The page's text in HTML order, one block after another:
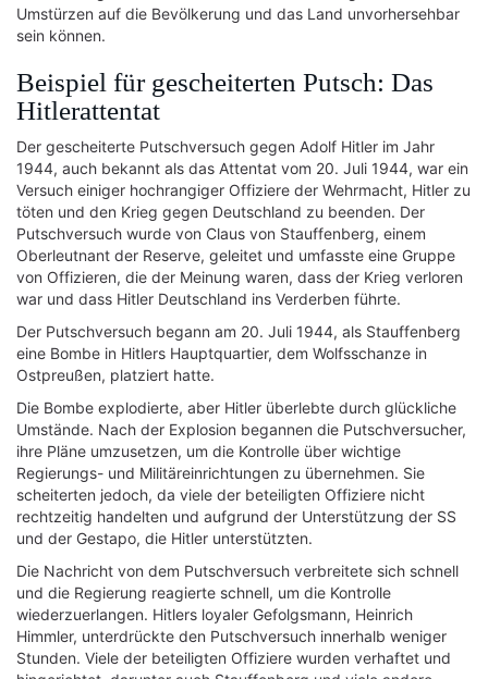
Umstürzen auf die Bevölkerung und das Land unvorhersehbar
sein können.
Beispiel für gescheiterten Putsch: Das
Hitlerattentat
Der gescheiterte Putschversuch gegen Adolf Hitler im Jahr
1944, auch bekannt als das Attentat vom 20. Juli 1944, war ein
Versuch einiger hochrangiger Offiziere der Wehrmacht, Hitler zu
töten und den Krieg gegen Deutschland zu beenden. Der
Putschversuch wurde von Claus von Stauffenberg, einem
Oberleutnant der Reserve, geleitet und umfasste eine Gruppe
von Offizieren, die der Meinung waren, dass der Krieg verloren
war und dass Hitler Deutschland ins Verderben führte.
Der Putschversuch begann am 20. Juli 1944, als Stauffenberg
eine Bombe in Hitlers Hauptquartier, dem Wolfsschanze in
Ostpreußen, platziert hatte.
Die Bombe explodierte, aber Hitler überlebte durch glückliche
Umstände. Nach der Explosion begannen die Putschversucher,
ihre Pläne umzusetzen, um die Kontrolle über wichtige
Regierungs- und Militäreinrichtungen zu übernehmen. Sie
scheiterten jedoch, da viele der beteiligten Offiziere nicht
rechtzeitig handelten und aufgrund der Unterstützung der SS
und der Gestapo, die Hitler unterstützten.
Die Nachricht von dem Putschversuch verbreitete sich schnell
und die Regierung reagierte schnell, um die Kontrolle
wiederzuerlangen. Hitlers loyaler Gefolgsmann, Heinrich
Himmler, unterdrückte den Putschversuch innerhalb weniger
Stunden. Viele der beteiligten Offiziere wurden verhaftet und